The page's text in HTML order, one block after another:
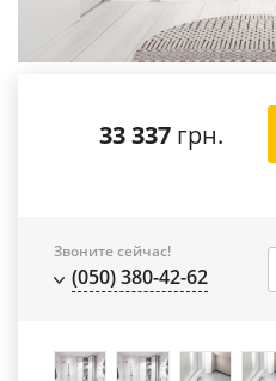
33 337 грн.
Звоните сейчас!
(050) 380-42-62